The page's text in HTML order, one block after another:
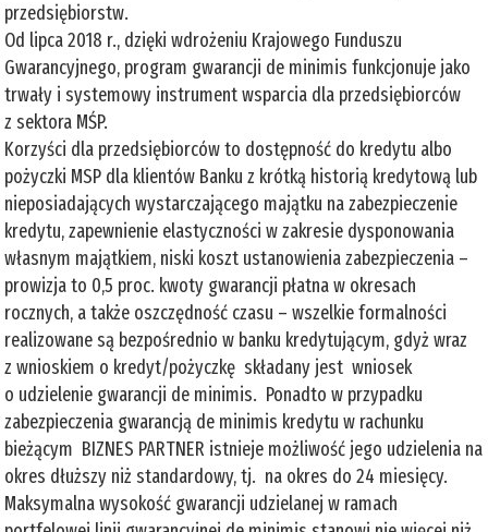
przedsiębiorstw.
Od lipca 2018 r., dzięki wdrożeniu Krajowego Funduszu
Gwarancyjnego, program gwarancji de minimis funkcjonuje jako
trwały i systemowy instrument wsparcia dla przedsiębiorców
z sektora MŚP.
Korzyści dla przedsiębiorców to dostępność do kredytu albo
pożyczki MSP dla klientów Banku z krótką historią kredytową lub
nieposiadających wystarczającego majątku na zabezpieczenie
kredytu, zapewnienie elastyczności w zakresie dysponowania
własnym majątkiem, niski koszt ustanowienia zabezpieczenia –
prowizja to 0,5 proc. kwoty gwarancji płatna w okresach
rocznych, a także oszczędność czasu – wszelkie formalności
realizowane są bezpośrednio w banku kredytującym, gdyż wraz
z wnioskiem o kredyt/pożyczkę składany jest wniosek
o udzielenie gwarancji de minimis. Ponadto w przypadku
zabezpieczenia gwarancją de minimis kredytu w rachunku
bieżącym BIZNES PARTNER istnieje możliwość jego udzielenia na
okres dłuższy niż standardowy, tj. na okres do 24 miesięcy.
Maksymalna wysokość gwarancji udzielanej w ramach